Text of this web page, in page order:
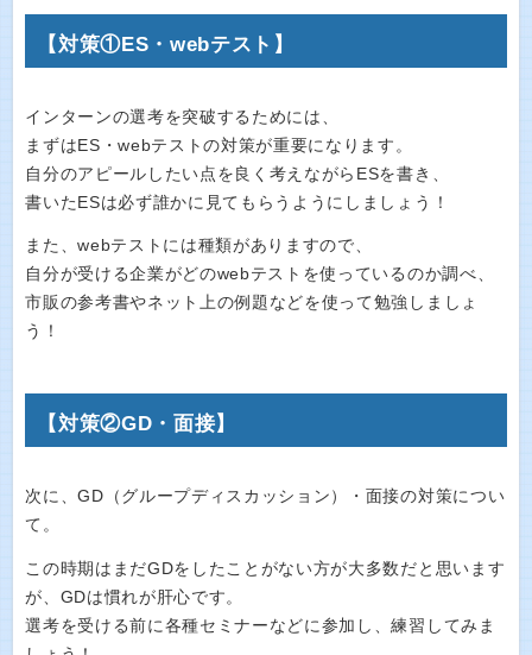
【対策①ES・webテスト】
インターンの選考を突破するためには、
まずはES・webテストの対策が重要になります。
自分のアピールしたい点を良く考えながらESを書き、
書いたESは必ず誰かに見てもらうようにしましょう！
また、webテストには種類がありますので、
自分が受ける企業がどのwebテストを使っているのか調べ、
市販の参考書やネット上の例題などを使って勉強しましょ
う！
【対策②GD・面接】
次に、GD（グループディスカッション）・面接の対策につい
て。
この時期はまだGDをしたことがない方が大多数だと思います
が、GDは慣れが肝心です。
選考を受ける前に各種セミナーなどに参加し、練習してみま